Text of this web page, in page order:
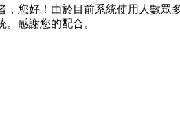
，您好！由於目前系統使用人數眾
。感謝您的配合。